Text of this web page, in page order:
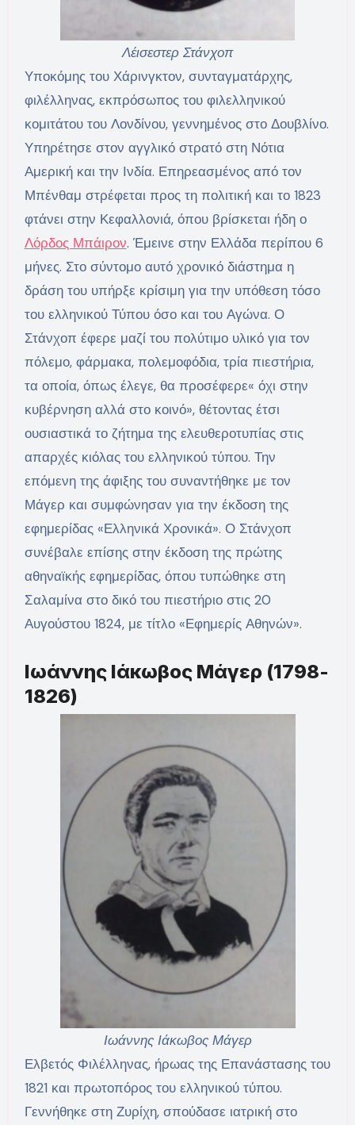
Λέισεστερ Στάνχοπ
Υποκόμης του Χάρινγκτον, συνταγματάρχης,
φιλέλληνας, εκπρόσωπος του φιλελληνικού
κομιτάτου του Λονδίνου, γεννημένος στο Δουβλίνο.
Υπηρέτησε στον αγγλικό στρατό στη Νότια
Αμερική και την Ινδία. Επηρεασμένος από τον
Μπένθαμ στρέφεται προς τη πολιτική και το 1823
φτάνει στην Κεφαλλονιά, όπου βρίσκεται ήδη ο
Λόρδος Μπάιρον. Έμεινε στην Ελλάδα περίπου 6
μήνες. Στο σύντομο αυτό χρονικό διάστημα η
δράση του υπήρξε κρίσιμη για την υπόθεση τόσο
του ελληνικού Τύπου όσο και του Αγώνα. Ο
Στάνχοπ έφερε μαζί του πολύτιμο υλικό για τον
πόλεμο, φάρμακα, πολεμοφόδια, τρία πιεστήρια,
τα οποία, όπως έλεγε, θα προσέφερε« όχι στην
κυβέρνηση αλλά στο κοινό», θέτοντας έτσι
ουσιαστικά το ζήτημα της ελευθεροτυπίας στις
απαρχές κιόλας του ελληνικού τύπου. Την
επόμενη της άφιξης του συναντήθηκε με τον
Μάγερ και συμφώνησαν για την έκδοση της
εφημερίδας «Ελληνικά Χρονικά». Ο Στάνχοπ
συνέβαλε επίσης στην έκδοση της πρώτης
αθηναϊκής εφημερίδας, όπου τυπώθηκε στη
Σαλαμίνα στο δικό του πιεστήριο στις 20
Αυγούστου 1824, με τίτλο «Εφημερίς Αθηνών».
Ιωάννης Ιάκωβος Μάγερ (1798-
1826)
Ιωάννης Ιάκωβος Μάγερ
Ελβετός Φιλέλληνας, ήρωας της Επανάστασης του
1821 και πρωτοπόρος του ελληνικού τύπου.
Γεννήθηκε στη Ζυρίχη, σπούδασε ιατρική στο